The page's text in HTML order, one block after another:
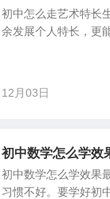
初中怎么走艺术特长
余发展个人特长，更
12月03日
初中数学怎么学效
初中数学怎么学效果
习惯不好。要学好初